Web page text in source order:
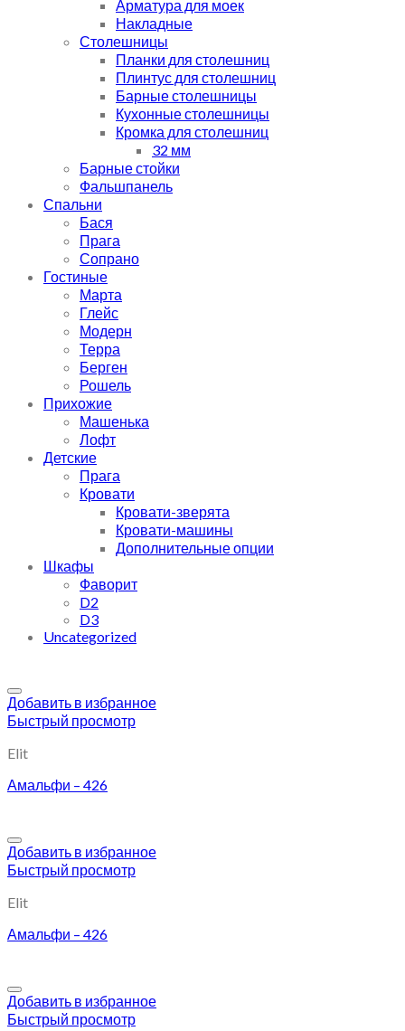
Арматура для моек
Накладные
Столешницы
Планки для столешниц
Плинтус для столешниц
Барные столешницы
Кухонные столешницы
Кромка для столешниц
32 мм
Барные стойки
Фальшпанель
Спальни
Бася
Прага
Сопрано
Гостиные
Марта
Глейс
Модерн
Терра
Берген
Рошель
Прихожие
Машенька
Лофт
Детские
Прага
Кровати
Кровати-зверята
Кровати-машины
Дополнительные опции
Шкафы
Фаворит
D2
D3
Uncategorized
Добавить в избранное
Быстрый просмотр
Elit
Амальфи – 426
Добавить в избранное
Быстрый просмотр
Elit
Амальфи – 426
Добавить в избранное
Быстрый просмотр